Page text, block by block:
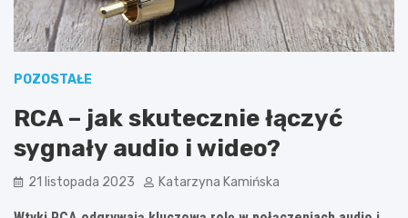
POZOSTAŁE
RCA – jak skutecznie łączyć
sygnały audio i wideo?
21 listopada 2023 Katarzyna Kamińska